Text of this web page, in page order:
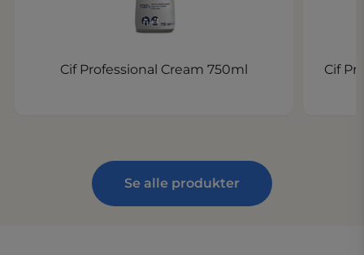
Cif Professional Cream 750ml Cif
Se alle produkter